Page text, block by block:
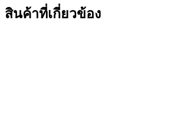
สินค้าที่เกี่ยวข้อง